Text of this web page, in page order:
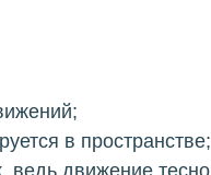
в пространстве;
ведь движение тесно